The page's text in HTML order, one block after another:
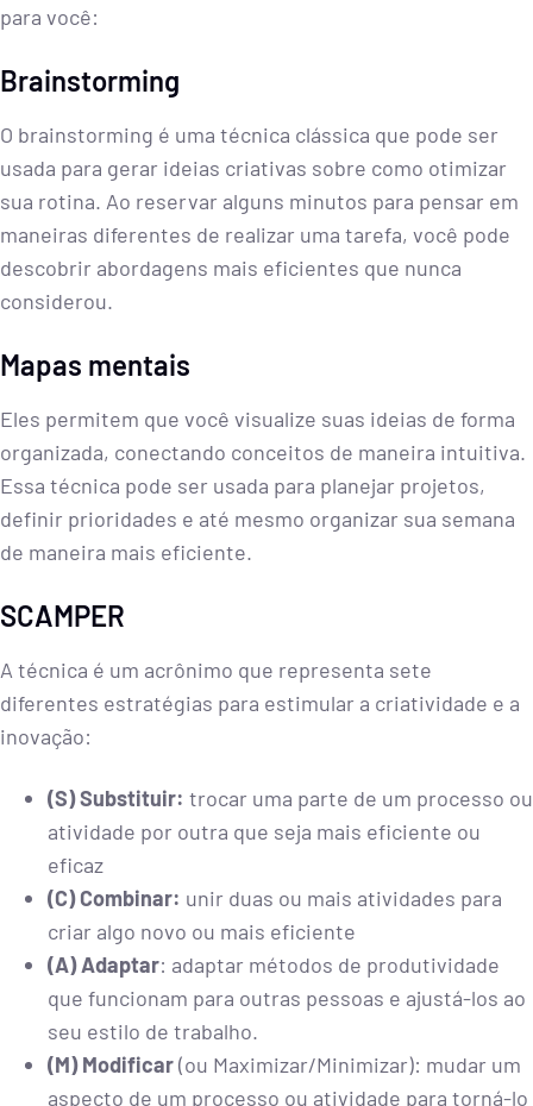
para você:
Brainstorming
O brainstorming é uma técnica clássica que pode ser
usada para gerar ideias criativas sobre como otimizar
sua rotina. Ao reservar alguns minutos para pensar em
maneiras diferentes de realizar uma tarefa, você pode
descobrir abordagens mais eficientes que nunca
considerou.
Mapas mentais
Eles permitem que você visualize suas ideias de forma
organizada, conectando conceitos de maneira intuitiva.
Essa técnica pode ser usada para planejar projetos,
definir prioridades e até mesmo organizar sua semana
de maneira mais eficiente.
SCAMPER
A técnica é um acrônimo que representa sete
diferentes estratégias para estimular a criatividade e a
inovação:
(S) Substituir: trocar uma parte de um processo ou
atividade por outra que seja mais eficiente ou
eficaz
(C) Combinar: unir duas ou mais atividades para
criar algo novo ou mais eficiente
(A) Adaptar: adaptar métodos de produtividade
que funcionam para outras pessoas e ajustá-los ao
seu estilo de trabalho.
(M) Modificar(ou Maximizar/Minimizar): mudar um
aspecto de um processo ou atividade para torná-lo